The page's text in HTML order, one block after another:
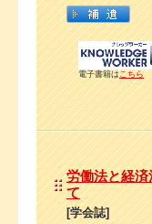
電子書籍はこちら
労働法と経
て
[学会誌]